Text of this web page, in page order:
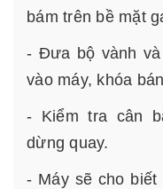
bám trên bề mặt
- Đưa bộ vành
vào máy, khóa
- Kiểm tra cân
dừng quay.
- Máy sẽ cho